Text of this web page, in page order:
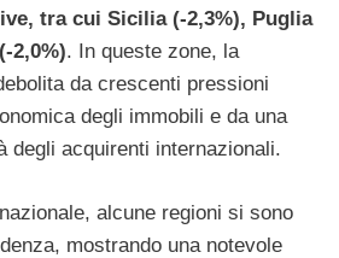
tra cui Sicilia (-2,3%), Puglia
2,0%). In queste zone, la
da crescenti pressioni
degli immobili e da una
degli acquirenti internazionali.
alcune regioni si sono
mostrando una notevole